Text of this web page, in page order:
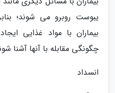
یبوست روبرو می شوند؛
بیماران با مواد غذایی
چگونگی مقابله با آنها آشنا
انسداد